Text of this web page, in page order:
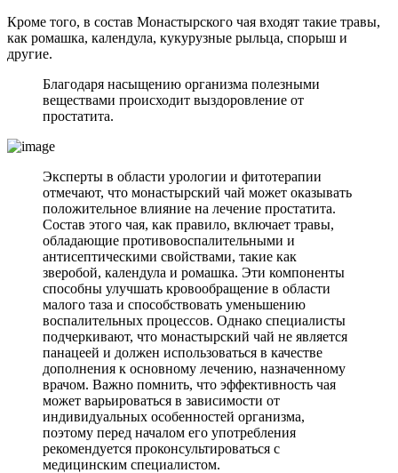
Кроме того, в состав Монастырского чая входят такие травы,
как ромашка, календула, кукурузные рыльца, спорыш и
другие.
Благодаря насыщению организма полезными
веществами происходит выздоровление от
простатита.
Эксперты в области урологии и фитотерапии
отмечают, что монастырский чай может оказывать
положительное влияние на лечение простатита.
Состав этого чая, как правило, включает травы,
обладающие противовоспалительными и
антисептическими свойствами, такие как
зверобой, календула и ромашка. Эти компоненты
способны улучшать кровообращение в области
малого таза и способствовать уменьшению
воспалительных процессов. Однако специалисты
подчеркивают, что монастырский чай не является
панацеей и должен использоваться в качестве
дополнения к основному лечению, назначенному
врачом. Важно помнить, что эффективность чая
может варьироваться в зависимости от
индивидуальных особенностей организма,
поэтому перед началом его употребления
рекомендуется проконсультироваться с
медицинским специалистом.